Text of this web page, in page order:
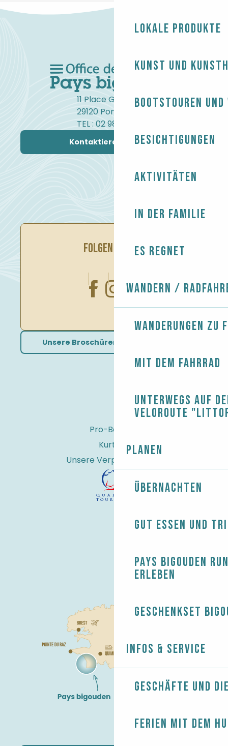
Lokale Produkte
Kunst und
Bootstouren
Besichtigungen
Aktivitäten
In der Familie
Es regnet
Wandern /
Wanderungen zu
Mit dem Fahrrad
Unterwegs auf
Veloroute
Planen
Übernachten
Gut essen und
Pays Bigouden
erleben
Geschenkset
Infos & Service
Geschäfte und
Ferien mit dem
11 Place Gambetta
29120 Pont-l'Abbé
TEL : 02 98 82 37 99
Kontaktieren Sie uns
FOLGEN SIE UNS
Unsere Broschüren herunterladen
Pro-Bereich
Kurtaxe
Unsere Verpflichtungen